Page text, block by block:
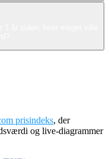
prisindeks, der
og live-diagrammer